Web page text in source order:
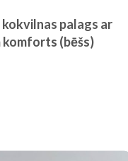
kokvilnas palags ar
komforts (bēšs)